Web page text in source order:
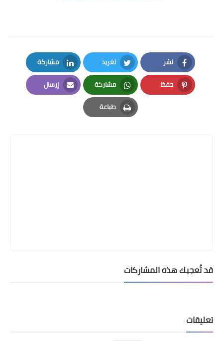
نشر
Facebook
تغريد
Twitter
مشاركة
LinkedIn
حفظ
Pinterest
مشاركة
Whatsapp
إرسال
Email
طباعة
Print
قد تُعجبك هذه المشاركات
تعليقات